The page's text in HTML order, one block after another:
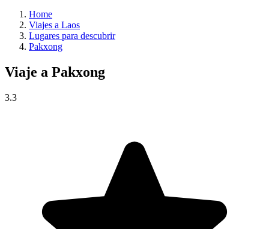
Home
Viajes a Laos
Lugares para descubrir
Pakxong
Viaje a Pakxong
3.3